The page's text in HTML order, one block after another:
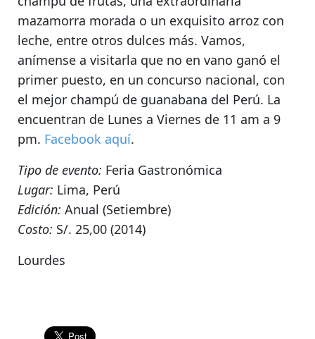
mazamorra morada o un exquisito arroz con
leche, entre otros dulces más. Vamos,
anímense a visitarla que no en vano ganó el
primer puesto, en un concurso nacional, con
el mejor champú de guanabana del Perú. La
encuentran de Lunes a Viernes de 11 am a 9
pm. Facebook aquí.
Tipo de evento: Feria Gastronómica
Lugar: Lima, Perú
Edición: Anual (Setiembre)
Costo: S/. 25,00 (2014)
Lourdes